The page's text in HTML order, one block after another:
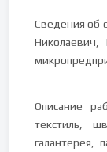
Сведения об
Николаевич,
Описание
текстиль,
галантерея,